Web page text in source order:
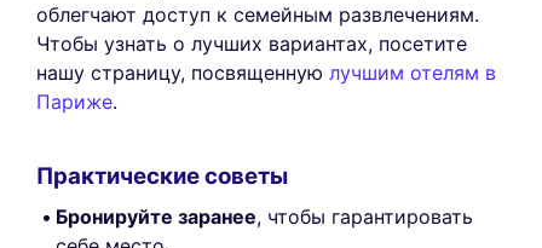
облегчают доступ к семейным развлечениям.
Чтобы узнать о лучших вариантах, посетите
нашу страницу, посвященную лучшим отелям в
Париже.
Практические советы
Бронируйте заранее, чтобы гарантировать